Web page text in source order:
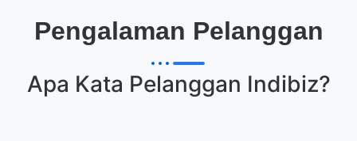
Pengalaman Pelanggan
Apa Kata Pelanggan Indibiz?